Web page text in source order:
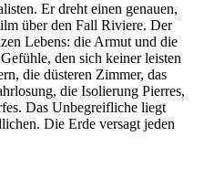
Er dreht einen genauen,
über den Fall Riviere. Der
Lebens: die Armut und die
den sich keiner leisten
die düsteren Zimmer, das
die Isolierung Pierres,
Das Unbegreifliche liegt
Die Erde versagt jeden